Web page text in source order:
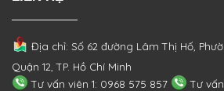
Địa chỉ: Số 62 đường Lâm Thị Hố,
Quận 12, TP. Hồ Chí Minh
Tư vấn viên 1: 0968 575 857
Tư